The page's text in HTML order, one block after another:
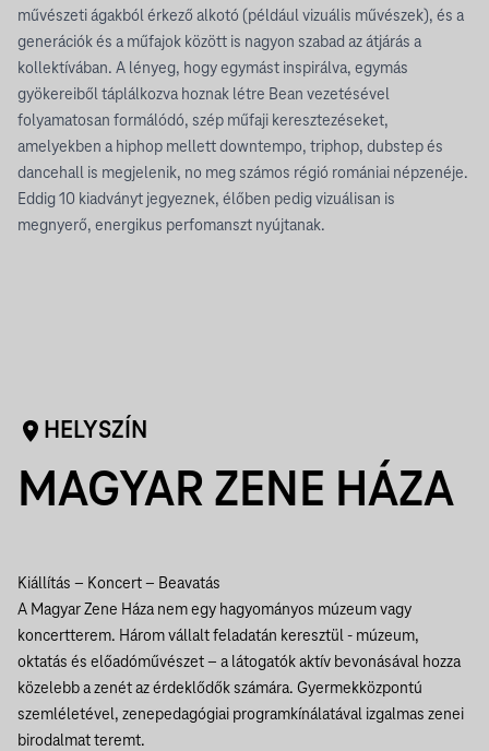
művészeti ágakból érkező alkotó (például vizuális művészek), és a
generációk és a műfajok között is nagyon szabad az átjárás a
kollektívában. A lényeg, hogy egymást inspirálva, egymás
gyökereiből táplálkozva hoznak létre Bean vezetésével
folyamatosan formálódó, szép műfaji keresztezéseket,
amelyekben a hiphop mellett downtempo, triphop, dubstep és
dancehall is megjelenik, no meg számos régió romániai népzenéje.
Eddig 10 kiadványt jegyeznek, élőben pedig vizuálisan is
megnyerő, energikus perfomanszt nyújtanak.
HELYSZÍN
MAGYAR ZENE HÁZA
Kiállítás – Koncert – Beavatás
A Magyar Zene Háza nem egy hagyományos múzeum vagy
koncertterem. Három vállalt feladatán keresztül - múzeum,
oktatás és előadóművészet – a látogatók aktív bevonásával hozza
közelebb a zenét az érdeklődők számára. Gyermekközpontú
szemléletével, zenepedagógiai programkínálatával izgalmas zenei
birodalmat teremt.